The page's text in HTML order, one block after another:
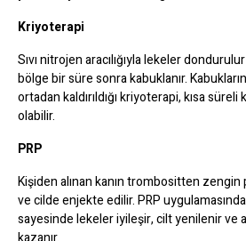
Kriyoterapi
Sıvı nitrojen aracılığıyla lekeler
bölge bir süre sonra kabuklanır.
ortadan kaldırıldığı kriyoterapi, kısa süreli
olabilir.
PRP
Kişiden alınan kanın trombositten zengin
ve cilde enjekte edilir. PRP
sayesinde lekeler iyileşir, cilt yenilenir ve